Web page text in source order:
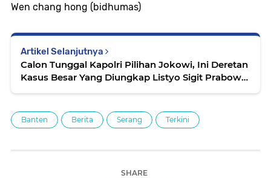
Wen chang hong (bidhumas)
Artikel Selanjutnya
Calon Tunggal Kapolri Pilihan Jokowi, Ini Deretan
Kasus Besar Yang Diungkap Listyo Sigit Prabowo
Banten Berita Serang Terkini
SHARE